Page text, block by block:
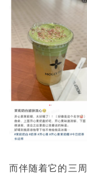
而伴随着它的三